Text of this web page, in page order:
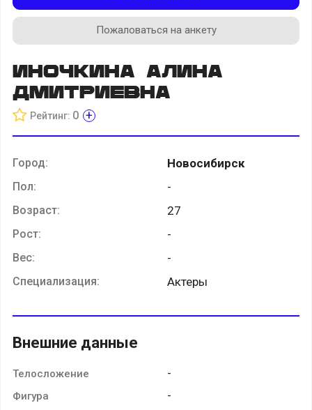
Пожаловаться на анкету
Иночкина Алина
Дмитриевна
Рейтинг: 0 +
Город: Новосибирск
Пол: -
Возраст: 27
Рост: -
Вес: -
Специализация: Актеры
Внешние данные
Телосложение -
Фигура -